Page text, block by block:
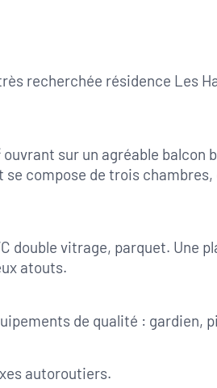
recherchée résidence Les
sur un agréable
compose de trois chambres,
vitrage, parquet. Une
atouts.
de qualité :
autoroutiers.